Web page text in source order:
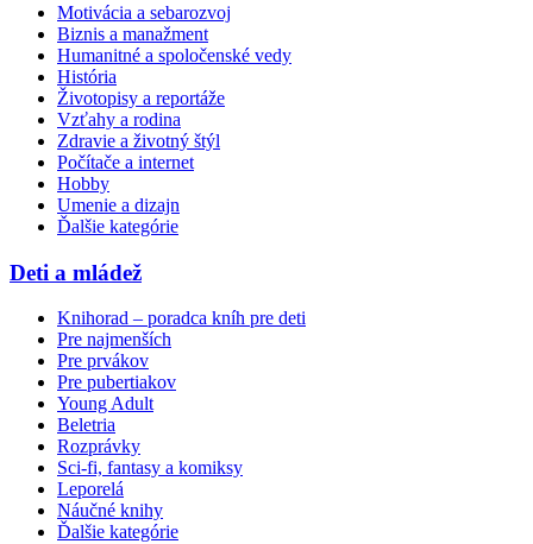
Motivácia a sebarozvoj
Biznis a manažment
Humanitné a spoločenské vedy
História
Životopisy a reportáže
Vzťahy a rodina
Zdravie a životný štýl
Počítače a internet
Hobby
Umenie a dizajn
Ďalšie kategórie
Deti a mládež
Knihorad – poradca kníh pre deti
Pre najmenších
Pre prvákov
Pre pubertiakov
Young Adult
Beletria
Rozprávky
Sci-fi, fantasy a komiksy
Leporelá
Náučné knihy
Ďalšie kategórie